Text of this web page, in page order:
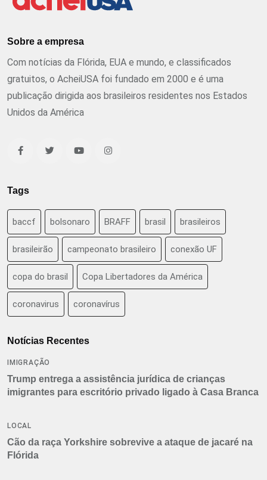
Sobre a empresa
Com notícias da Flórida, EUA e mundo, e classificados
gratuitos, o AcheiUSA foi fundado em 2000 e é uma
publicação dirigida aos brasileiros residentes nos Estados
Unidos da América
Tags
baccf bolsonaro BRAFF brasil brasileiros
brasileirão campeonato brasileiro conexão UF
copa do brasil Copa Libertadores da América
coronavirus coronavírus
Notícias Recentes
IMIGRAÇÃO
Trump entrega a assistência jurídica de crianças
imigrantes para escritório privado ligado à Casa Branca
LOCAL
Cão da raça Yorkshire sobrevive a ataque de jacaré na
Flórida